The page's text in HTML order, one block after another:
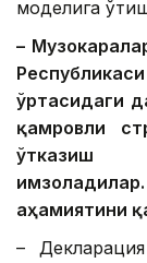
моделига
–
ўртасидаги
қамровли
ўтказиш
аҳамиятини
–